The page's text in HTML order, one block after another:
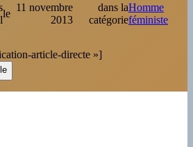
le
11 novembre
2013
dans la
catégorie
Homme
féministe
article-directe »]